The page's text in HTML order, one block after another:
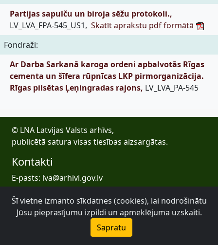
Partijas sapulču un biroja sēžu protokoli.,
LV_LVA_FPA-545_US1, Skatīt aprakstu pdf formātā
Fondraži:
Ar Darba Sarkanā karoga ordeni apbalvotās Rīgas
cementa un šīfera rūpnīcas LKP pirmorganizācija.
Rīgas pilsētas Ļeņingradas rajons, LV_LVA_PA-545
© LNA Latvijas Valsts arhīvs,
publicētā satura visas tiesības aizsargātas.
Kontakti
E-pasts: lva@arhivi.gov.lv
Tālrunis: +371 20027447
Bezdelīgu 1A, Rīga
Latvijas Valsts arhīvs
Šī vietne izmanto sīkdatnes (cookies), lai nodrošinātu
Jūsu pieprasījumu izpildi un apmeklējuma uzskaiti.
Sapratu